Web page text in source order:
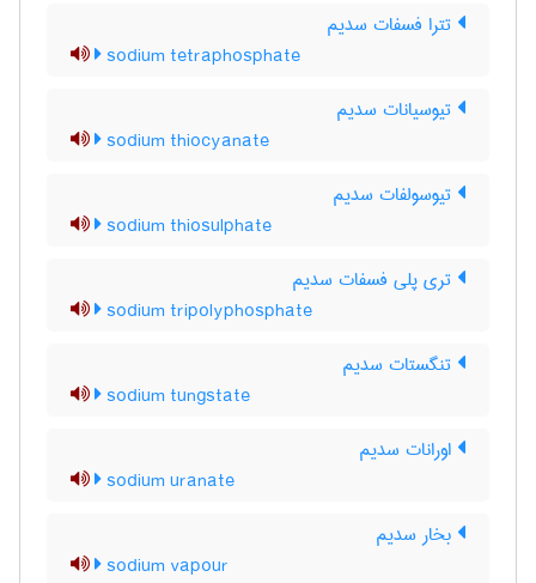
تترا فسفات سدیم
sodium tetraphosphate
تیوسیانات سدیم
sodium thiocyanate
تیوسولفات سدیم
sodium thiosulphate
تری پلی فسفات سدیم
sodium tripolyphosphate
تنگستات سدیم
sodium tungstate
اورانات سدیم
sodium uranate
بخار سدیم
sodium vapour